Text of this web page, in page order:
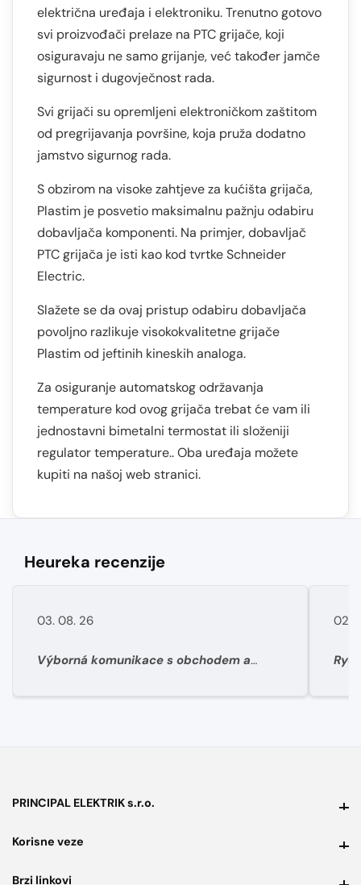
električna uređaja i elektroniku. Trenutno gotovo
svi proizvođači prelaze na PTC grijače, koji
osiguravaju ne samo grijanje, već također jamče
sigurnost i dugovječnost rada.
Svi grijači su opremljeni elektroničkom zaštitom
od pregrijavanja površine, koja pruža dodatno
jamstvo sigurnog rada.
S obzirom na visoke zahtjeve za kućišta grijača,
Plastim je posvetio maksimalnu pažnju odabiru
dobavljača komponenti. Na primjer, dobavljač
PTC grijača je isti kao kod tvrtke Schneider
Electric.
Slažete se da ovaj pristup odabiru dobavljača
povoljno razlikuje visokokvalitetne grijače
Plastim od jeftinih kineskih analoga.
Za osiguranje automatskog održavanja
temperature kod ovog grijača trebat će vam ili
jednostavni bimetalni termostat ili složeniji
regulator temperature.. Oba uređaja možete
kupiti na našoj web stranici.
Heureka recenzije
03. 08. 26
Výborná komunikace s obchodem a
02.
PRINCIPAL ELEKTRIK s.r.o.PRINCIPAL ELEKTRIK s.r.o.
Korisne veze
Brzi linkovi